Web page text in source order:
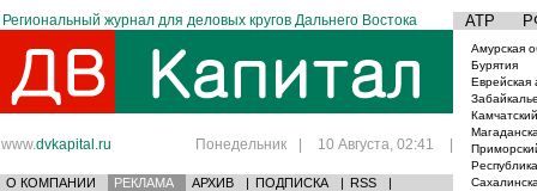
Региональный журнал для деловых кругов Дальнего Востока АТР
www.dvkapital.ru Понедельник | 10 Августа, 02:41 |
О КОМПАНИИ РЕКЛАМА АРХИВ | ПОДПИСКА | RSS |
Амурская
Бурятия
Еврейская